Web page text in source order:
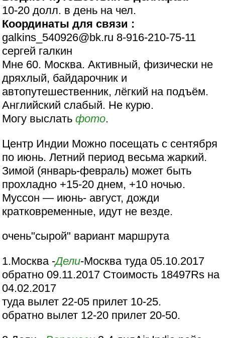
10-20 долл. в день на чел.
Координаты для связи :
galkins_540926@bk.ru 8-916-210-75-11
сергей галкин
Мне 60. Москва. Активный, физически не
дряхлый, байдарочник и
автопутешественник, лёгкий на подъём.
Английский слабый. Не курю.
Могу выслатьфото.
Центр Индии Можно посещать с сентября
по июнь. Летний период весьма жаркий.
Зимой (январь-февраль) может быть
прохладно +15-20 днем, +10 ночью.
Муссон — июнь- август, дожди
кратковременные, идут не везде.
очень"сырой" вариант маршрута
1.Москва -Дели-Москва туда 05.10.2017
обратно 09.11.2017 Стоимость 18497Rs на
04.02.2017
туда вылет 22-05 прилет 10-25.
обратно вылет 12-20 прилет 20-50.